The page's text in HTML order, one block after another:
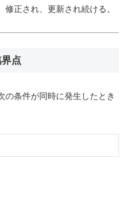
正され、更新され続ける。
点
の条件が同時に発生したとき